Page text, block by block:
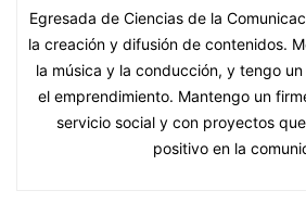
Egresada de Ciencias de la
la creación y difusión de contenidos.
la música y la conducción, y tengo
el emprendimiento. Mantengo un
servicio social y con proyectos
positivo en la